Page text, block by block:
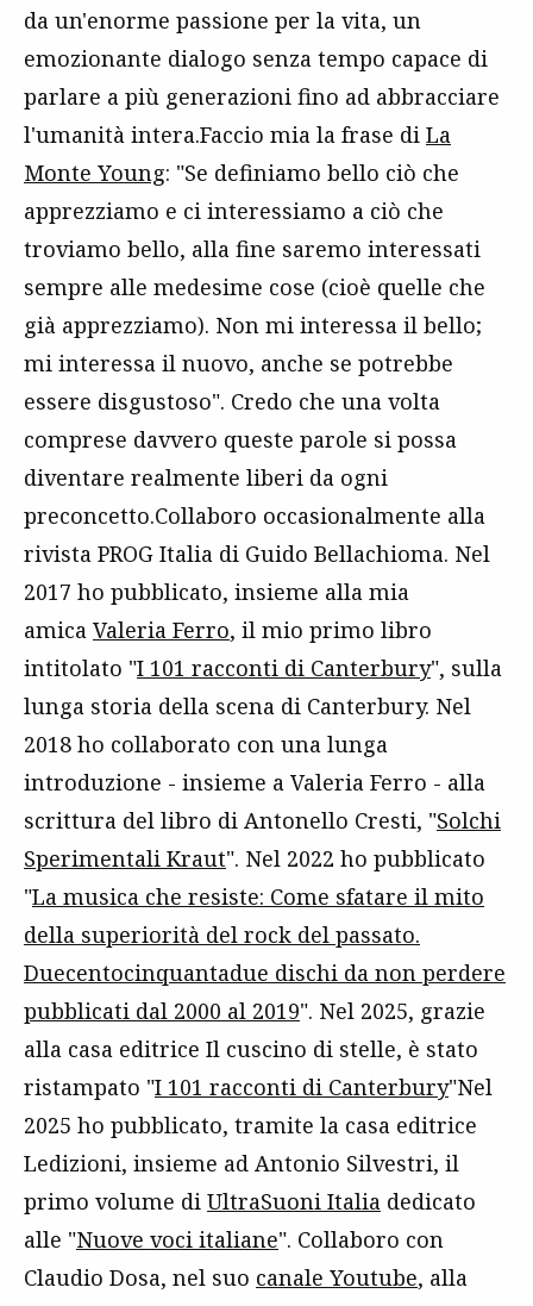
da un'enorme passione per la vita, un
emozionante dialogo senza tempo capace di
parlare a più generazioni fino ad abbracciare
l'umanità intera.Faccio mia la frase di La
Monte Young: "Se definiamo bello ciò che
apprezziamo e ci interessiamo a ciò che
troviamo bello, alla fine saremo interessati
sempre alle medesime cose (cioè quelle che
già apprezziamo). Non mi interessa il bello;
mi interessa il nuovo, anche se potrebbe
essere disgustoso". Credo che una volta
comprese davvero queste parole si possa
diventare realmente liberi da ogni
preconcetto.Collaboro occasionalmente alla
rivista PROG Italia di Guido Bellachioma. Nel
2017 ho pubblicato, insieme alla mia
amica Valeria Ferro, il mio primo libro
intitolato "I 101 racconti di Canterbury", sulla
lunga storia della scena di Canterbury. Nel
2018 ho collaborato con una lunga
introduzione - insieme a Valeria Ferro - alla
scrittura del libro di Antonello Cresti, "Solchi
Sperimentali Kraut". Nel 2022 ho pubblicato
"La musica che resiste: Come sfatare il mito
della superiorità del rock del passato.
Duecentocinquantadue dischi da non perdere
pubblicati dal 2000 al 2019". Nel 2025, grazie
alla casa editrice Il cuscino di stelle, è stato
ristampato "I 101 racconti di Canterbury"Nel
2025 ho pubblicato, tramite la casa editrice
Ledizioni, insieme ad Antonio Silvestri, il
primo volume di UltraSuoni Italia dedicato
alle "Nuove voci italiane". Collaboro con
Claudio Dosa, nel suo canale Youtube, alla